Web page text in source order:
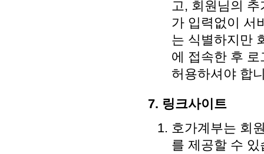
고, 회원님의
가 입력없이 서
는 식별하지만
에 접속한 후
허용하셔야 합
7. 링크사이트
호가계부는 회
를 제공할 수